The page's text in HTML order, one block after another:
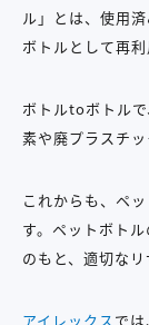
ル」とは、使用
ボトルとして再
ボトルtoボトル
素や廃プラスチ
これからも、ペ
す。ペットボト
のもと、適切な
アイレックス で